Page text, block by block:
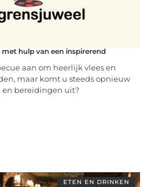
met hulp van een inspirerend
aan om heerlijk vlees en
maar komt u steeds opnieuw
en bereidingen uit?
ETEN EN DRINKEN